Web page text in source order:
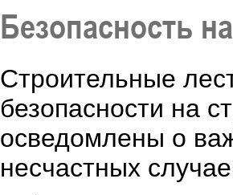
Безопасность
Строительные
безопасности на
осведомлены о
несчастных